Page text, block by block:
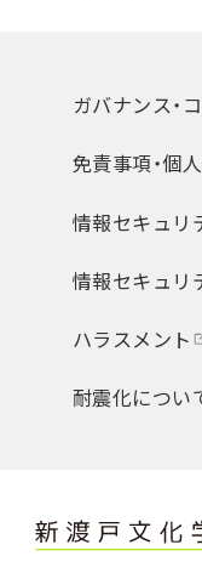
ガバナンス・
免責事項・個
情報セキュリ
情報セキュリ
ハラスメント
耐震化につい